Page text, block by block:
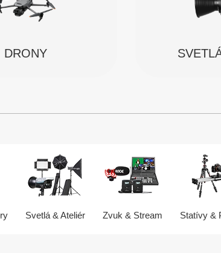
DRONY
Svetlá & Ateliér Zvuk & Stream Statívy &